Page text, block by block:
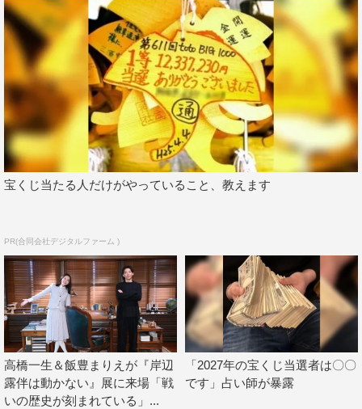
れた少年は、今度はやぶから棒にジャンケンしようと提案
する。行く先行く先に現れては、しつこくジャンケンを挑
んでくる少年に露伴は…。
発表にあたり、高橋は「2020年にこの作品に参加させて
いただいたときはここまで多くの方に期待していただける
作品になるとは思いもしませんでした。原作を愛するファ
ンの皆さんを思えば思うほど、誰の顔色もうかがわない純
粋な思いを俳優部として露伴と作品に注いできました。引
よるコメント全文は以下を参照。
高橋一生 コメント
2020年にこの作品に参加させていただいたときはここま
で多くの方に期待していただける作品になるとは思いもし
ませんでした。
原作を愛するファンの皆さんを思えば思うほど、誰の顔色
宝くじ当たる人だけがやっていること、教えます
PR(合同会社デジタルファーム )
高橋一生＆飯豊まりえが『岸辺
露伴は動かない』展に来場「戦
いの歴史が刻まれている」...
「2027年の宝くじ当選者は〇〇
です」占い師が暴露